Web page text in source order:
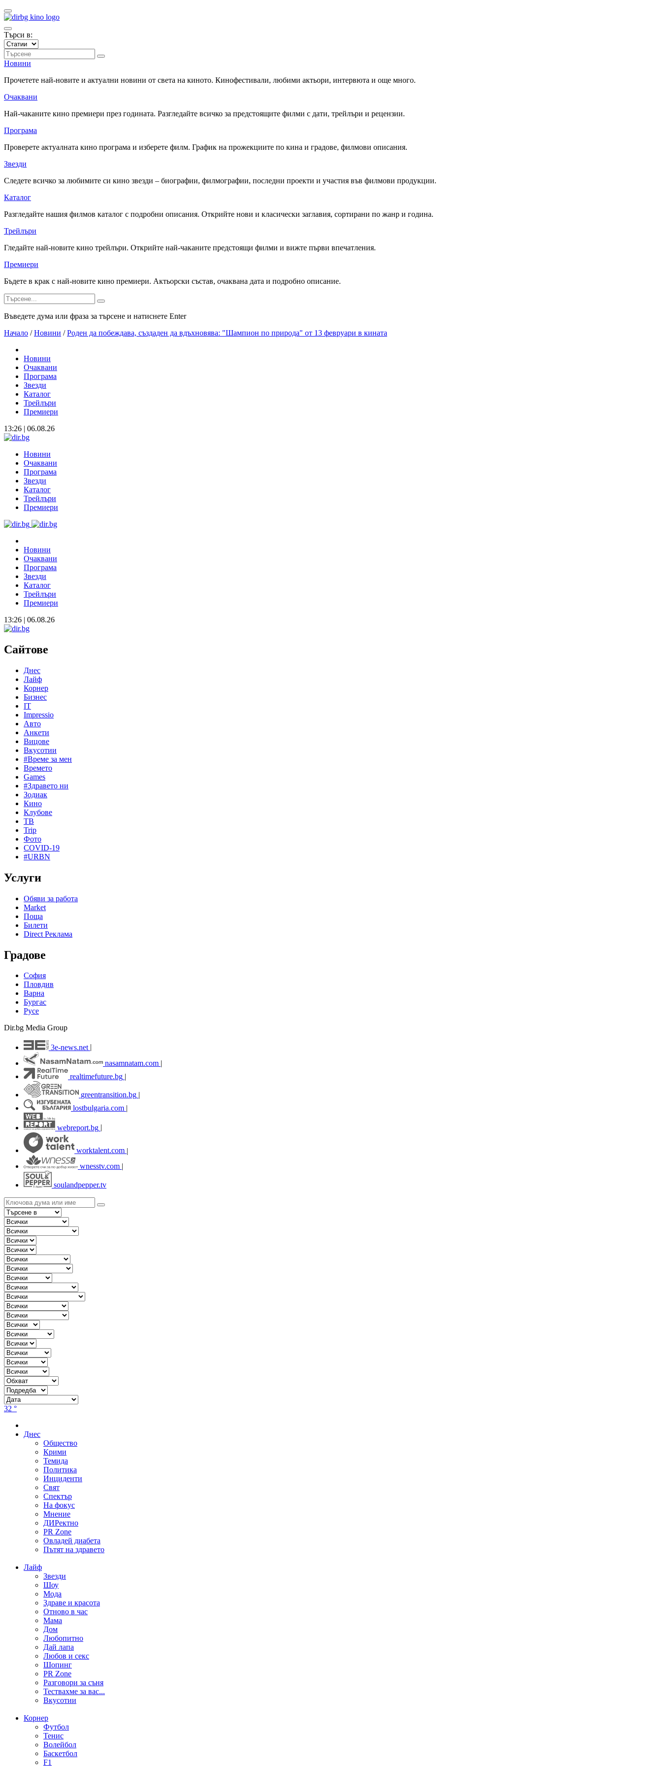
Търси в:
Новини
Прочетете най-новите и актуални новини от света на киното. Кинофестивали, любими актьори, интервюта и още много.
Очаквани
Най-чаканите кино премиери през годината. Разгледайте всичко за предстоящите филми с дати, трейлъри и рецензии.
Програма
Проверете актуалната кино програма и изберете филм. График на прожекциите по кина и градове, филмови описания.
Звезди
Следете всичко за любимите си кино звезди – биографии, филмографии, последни проекти и участия във филмови продукции.
Каталог
Разгледайте нашия филмов каталог с подробни описания. Открийте нови и класически заглавия, сортирани по жанр и година.
Трейлъри
Гледайте най-новите кино трейлъри. Открийте най-чаканите предстоящи филми и вижте първи впечатления.
Премиери
Бъдете в крак с най-новите кино премиери. Актьорски състав, очаквана дата и подробно описание.
Въведете дума или фраза за търсене и натиснете Enter
Начало / Новини / Роден да побеждава, създаден да вдъхновява: "Шампион по природа" от 13 февруари в кината
Новини
Очаквани
Програма
Звезди
Каталог
Трейлъри
Премиери
13:26 | 06.08.26
Новини
Очаквани
Програма
Звезди
Каталог
Трейлъри
Премиери
Новини
Очаквани
Програма
Звезди
Каталог
Трейлъри
Премиери
13:26 | 06.08.26
Сайтове
Днес
Лайф
Корнер
Бизнес
IT
Impressio
Авто
Анкети
Вицове
Вкусотии
#Време за мен
Времето
Games
#Здравето ни
Зодиак
Кино
Клубове
ТВ
Trip
Фото
COVID-19
#URBN
Услуги
Обяви за работа
Market
Поща
Билети
Direct Реклама
Градове
София
Пловдив
Варна
Бургас
Русе
Dir.bg Media Group
3e-news.net
nasamnatam.com |
realtimefuture.bg |
greentransition.bg |
lostbulgaria.com |
webreport.bg
worktalent.com |
wnesstv.com |
soulandpepper.tv
32 °
Днес
Общество
Крими
Темида
Политика
Инциденти
Свят
Спектър
На фокус
Мнение
ДИРектно
PR Zone
Овладей диабета
Пътят на здравето
Лайф
Звезди
Шоу
Мода
Здраве и красота
Отново в час
Мама
Дом
Любопитно
Дай лапа
Любов и секс
Шопинг
PR Zone
Разговори за съня
Тествахме за вас...
Вкусотии
Корнер
Футбол
Тенис
Волейбол
Баскетбол
F1